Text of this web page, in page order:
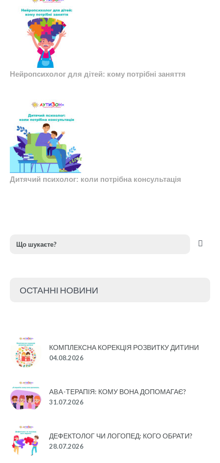
Нейропсихолог для дітей: кому потрібні заняття
Дитячий психолог: коли потрібна консультація
ОСТАННІ НОВИНИ
КОМПЛЕКСНА КОРЕКЦІЯ РОЗВИТКУ ДИТИНИ
04.08.2026
ABA-ТЕРАПІЯ: КОМУ ВОНА ДОПОМАГАЄ?
31.07.2026
ДЕФЕКТОЛОГ ЧИ ЛОГОПЕД: КОГО ОБРАТИ?
28.07.2026